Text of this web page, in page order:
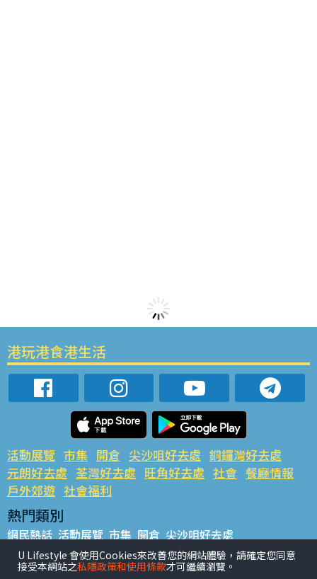
港玩港食港生活
活動展覽 市集 開倉 尖沙咀好去處 銅鑼灣好去處
元朗好去處 荃灣好去處 旺角好去處 社會 餐廳情報
戶外郊遊 社會福利
熱門類別
網民熱話 活動展覽 市集 開倉 尖沙咀好去處
銅鑼灣好去處 元朗好去處 荃灣好去處 旺角好去處 社會
餐廳情報 戶外郊遊
U Lifestyle 會使用Cookies來改善您的網站體驗，請確定您同意
接受本網站之私隱政策和使用條款才可繼續瀏覽。